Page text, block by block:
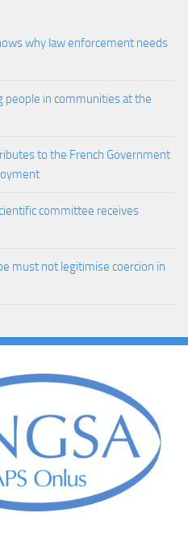
why law enforcement needs
people in communities at the
to the French Government
committee receives
must not legitimise coercion in